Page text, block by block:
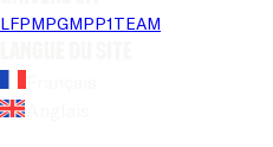
LFPMPGMPP1TEAM